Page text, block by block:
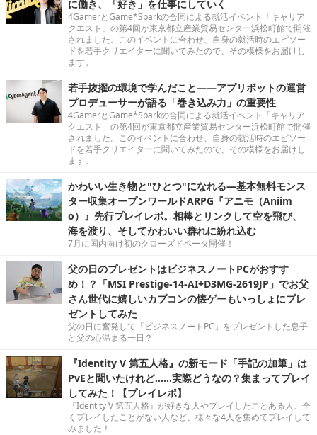
に働き、「好き」を仕事にしていく
4GamerとGame*Sparkの合同による就活イベント「キャリア
クエスト」の第4回が東京都立産業貿易センター浜松町館で開催
されました。このイベントに合わせ、自身の就活時のエピソー
ドを若手クリエイターに聞いてみたので、その模様をお届けし
ます。
若手抜擢の環境で学んだこと――アプリボットの運営
プロデューサーが語る「巻き込み力」の重要性
4GamerとGame*Sparkの合同による就活イベント「キャリア
クエスト」の第4回が東京都立産業貿易センター浜松町館で開催
されました。このイベントに合わせ、自身の就活時のエピソー
ドを若手クリエイターに聞いてみたので、その模様をお届けし
ます。
かわいい生き物と"ひとつ"になれる―基本無料モンス
ター収集オープンワールドARPG『アニモ（Aniim
o）』先行プレイレポ。相棒とリンクして空を飛び、
海を渡り、そしてかわいい群れに紛れ込む
7月に国内向け初のクローズドベータ開催！
父の日のプレゼントはビジネスノートPCがおすす
め！？「MSI Prestige-14-AI+D3MG-2619JP」でお父
さん世代に嬉しいカプコンの懐ゲーもいっしょにプレ
ゼントしてみた
父の日に奮発して「ビジネスノートPC」をプレゼントした息子
と父の心温まる一日？
『Identity V 第五人格』の新モード「手記の加筆」は
PvEと聞いたけれど……実際どうなの？集まってプレイ
してみた！【プレイレポ】
『Identity V 第五人格』が好きな人やプレイしたことある人、全
くプレイしたことがない人など、様々な4人を集めてプレイして
みました！